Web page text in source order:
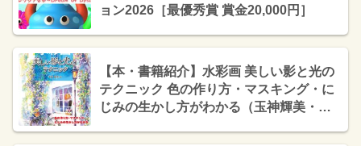
ョン2026［最優秀賞 賞金20,000円］
【本・書籍紹介】水彩画 美しい影と光の
テクニック 色の作り方・マスキング・に
じみの生かし方がわかる（玉神輝美・ホ